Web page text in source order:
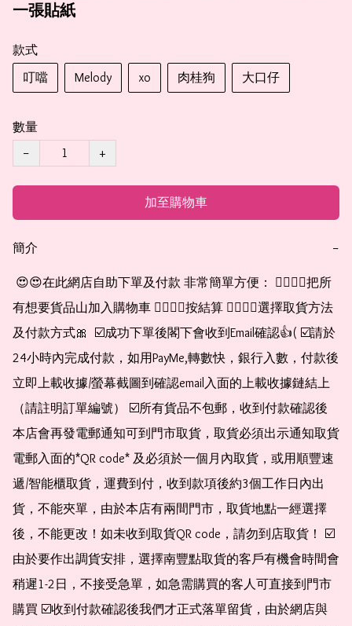
一張貼紙
款式
叮噹
Melody xo 肉桂狗 大口仔
數量
−
+
加至購物車
簡介 −
有想要貨品山加入購物車 👉🏻👉🏻按結算 👉🏻👉🏻選擇取貨方法
及付款方式🎀  ☑️成功下單後閣下會收到Email確認👍( ☑️請於
24小時內完成付款，如用PayMe,轉數快，銀行入數，付款後
立即上載收據/螢幕截圖到確認email入面的上載收據鏈結上
（請註明訂單編號） ☑️所有貨品不包郵，收到付款確認後
本店會再發電郵通知可到門市取貨，取貨必須出示通知取貨
電郵入面的*QR code* 及必須於一個月內取貨，或用順豐速
遞/智能櫃取貨，運費到付，收到款項後約3個工作日內出
貨，不能夾單，由於本店有兩間門市，取貨地點一經選擇
後，不能更改！如未收到取貨QR code，請勿到店取貨！ ☑️
由於要作出調貨安排，選擇南豐點取貨的客戶有機會時間會
稍遲1-2日，不接受急單，如急需購買的客人可直接到門市
購買 ☑️收到付款確認後我們才正式落單留貨，由於網店與